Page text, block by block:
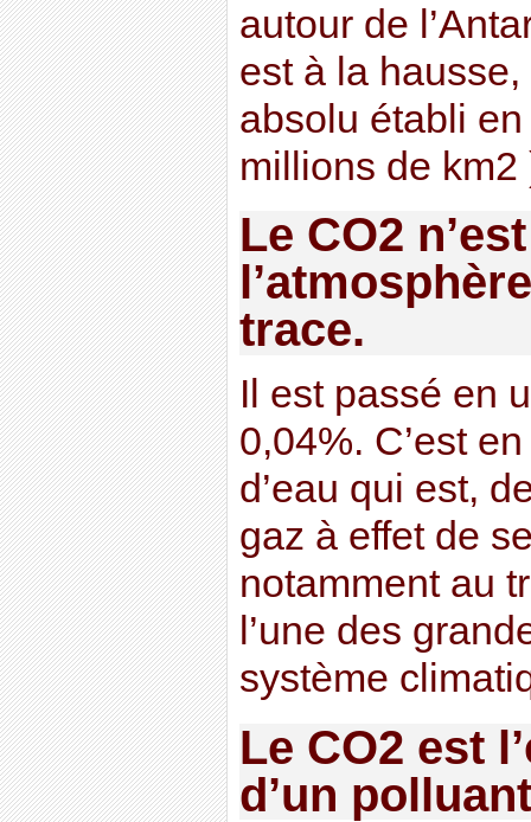
autour de
est à la
absolu établi
millions de km2
Le CO2
trace.
Il est passé en
0,04%. C’est
d’eau qui est,
gaz à effet de
notamment au
l’une des
système
Le CO2 est
d’un